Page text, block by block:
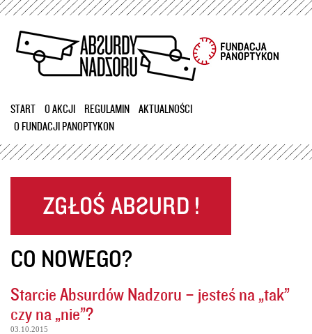
Przejdź
treści
START O AKCJI REGULAMIN
AKTUALNOŚCI
O FUNDACJI PANOPTYKON
CO NOWEGO?
Starcie Absurdów Nadzoru – jesteś na „tak”
czy na „nie”?
03.10.2015